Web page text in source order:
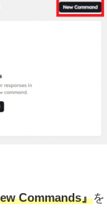
Commands』を